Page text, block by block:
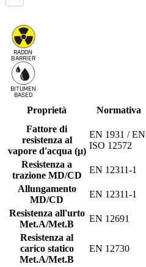
RADON
BARRIER
BITUMEN
BASED
Proprietà Normativa
Fattore di
resistenza al
vapore d'acqua (μ)
EN 1931 / EN
ISO 12572
Resistenza a
trazione MD/CD
EN 12311-1
Allungamento
MD/CD
EN 12311-1
Resistenza all'urto
Met.A/Met.B
EN 12691
Resistenza al
carico statico
Met.A/Met.B
EN 12730